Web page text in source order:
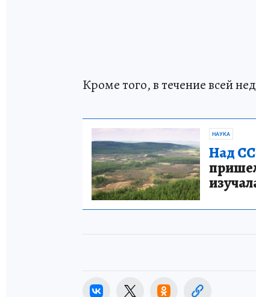
Кроме того, в течение всей
НАУКА
Над